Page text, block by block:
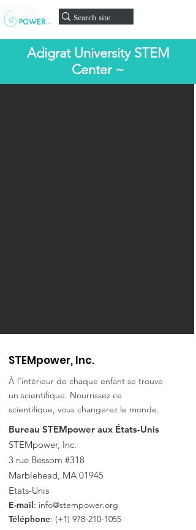
Adigrat University STEM
Center ~
STEMpower, Inc.
À l’intérieur de chaque enfant se trouve
un scientifique. Nourrissez ce
scientifique, vous changerez le monde.
Bureau STEMpower aux États-Unis
STEMpower, Inc.
3 rue Bessom #318
Marblehead, MA 01945
Etats-Unis
E-mail: info@stempower.org
Téléphone: (+1) 978-210-1055